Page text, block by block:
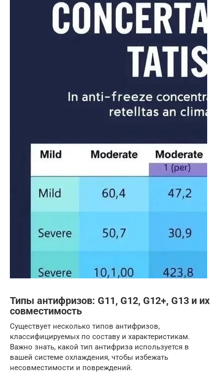
Типы антифризов: G11, G12, G12+, G13 и их
совместимость
Существует несколько типов антифризов,
классифицируемых по составу и характеристикам.
Важно знать, какой тип антифриза используется в
вашей системе охлаждения, чтобы избежать
несовместимости и повреждений.